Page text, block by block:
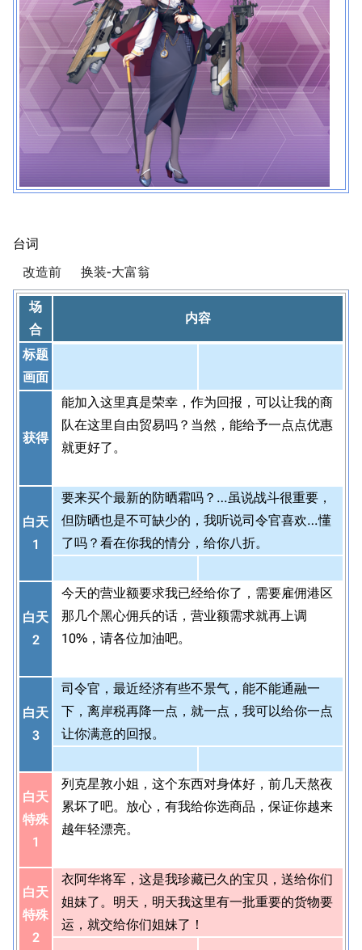
台词
改造前 换装-大富翁
场
合
内容
标题
画面
获得
能加入这里真是荣幸，作为回报，可以让我的商
队在这里自由贸易吗？当然，能给予一点点优惠
就更好了。
白天
1
要来买个最新的防晒霜吗？…虽说战斗很重要，
但防晒也是不可缺少的，我听说司令官喜欢…懂
了吗？看在你我的情分，给你八折。
白天
2
今天的营业额要求我已经给你了，需要雇佣港区
那几个黑心佣兵的话，营业额需求就再上调
10%，请各位加油吧。
白天
3
司令官，最近经济有些不景气，能不能通融一
下，离岸税再降一点，就一点，我可以给你一点
让你满意的回报。
白天
特殊
1
列克星敦小姐，这个东西对身体好，前几天熬夜
累坏了吧。放心，有我给你选商品，保证你越来
越年轻漂亮。
白天
特殊
2
衣阿华将军，这是我珍藏已久的宝贝，送给你们
姐妹了。明天，明天我这里有一批重要的货物要
运，就交给你们姐妹了！